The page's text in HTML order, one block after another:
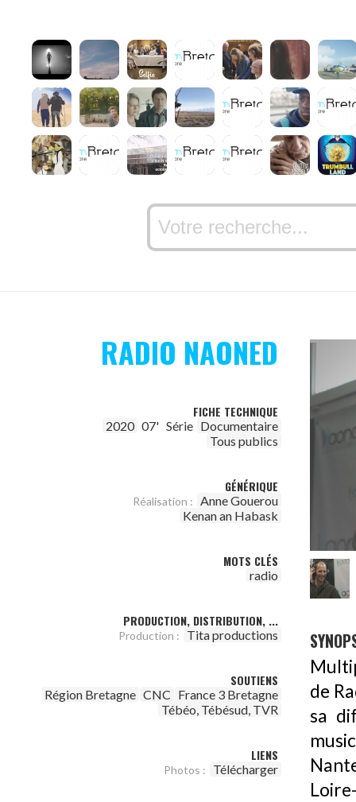
RADIO NAONED
FICHE TECHNIQUE
2020 07' Série Documentaire
Tous publics
GÉNÉRIQUE
Réalisation : Anne Gouerou
Kenan an Habask
MOTS CLÉS
radio
PRODUCTION, DISTRIBUTION, ...
Production : Tita productions
SOUTIENS
Région Bretagne CNC France 3 Bretagne
Tébéo, Tébésud, TVR
LIENS
Photos : Télécharger
de
sa